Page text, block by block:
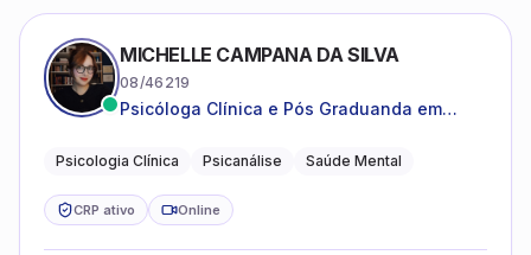
MICHELLE CAMPANA DA SILVA
08/46219
Psicóloga Clínica e Pós Graduanda em
Psicologia Clínica Psicanálise Saúde Mental
CRP ativo Online